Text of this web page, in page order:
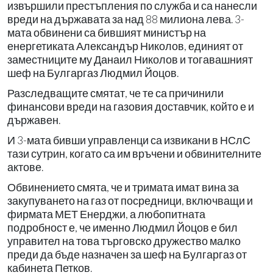
извършили престъпления по служба и са нанесли
вреди на държавата за над 88 милиона лева. 3-
мата обвинени са бившият министър на
енергетиката Александър Николов, единият от
заместниците му Данаил Николов и тогавашният
шеф на Булгаргаз Людмил Йоцов.
Разследващите смятат, че те са причинили
финансови вреди на газовия доставчик, който е и
държавен.
И 3-мата бивши управленци са извикани в НСлС
тази сутрин, когато са им връчени и обвинителните
актове.
Обвинението смята, че и тримата имат вина за
закупуването на газ от посредници, включващи и
фирмата МЕТ Енерджи, а любопитната
подробност е, че именно Людмил Йоцов е бил
управител на това търговско дружество малко
преди да бъде назначен за шеф на Булгаргаз от
кабинета Петков.